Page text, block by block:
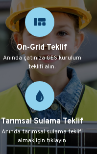
On-Grid Teklif
Anında çatınıza GES kurulum
teklifi alın.
Tarımsal Sulama Teklif
Anında tarımsal sulama teklifi
almak için tıklayın